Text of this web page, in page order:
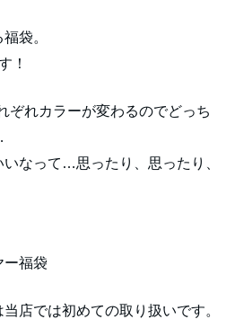
袋。
！
ぞれカラーが変わるのでどっち
なって…思ったり、思ったり、
ー福袋
店では初めての取り扱いです。